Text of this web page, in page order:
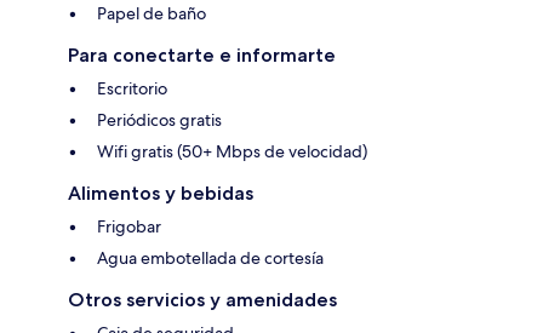
Papel de baño
Para conectarte e informarte
Escritorio
Periódicos gratis
Wifi gratis (50+ Mbps de velocidad)
Alimentos y bebidas
Frigobar
Agua embotellada de cortesía
Otros servicios y amenidades